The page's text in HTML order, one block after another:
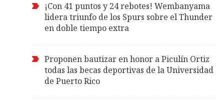
¡Con 41 puntos y 24 rebotes! Wembanyama
lidera triunfo de los Spurs sobre el Thunder
en doble tiempo extra
Proponen bautizar en honor a Piculín Ortiz
todas las becas deportivas de la Universidad
de Puerto Rico